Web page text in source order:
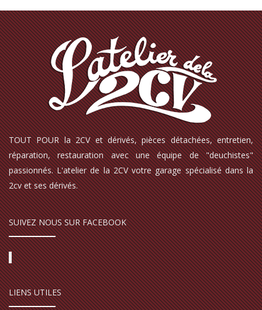
TOUT POUR la 2CV et dérivés, pièces détachées, entretien,
réparation, restauration avec une équipe de "deuchistes"
passionnés. L'atelier de la 2CV votre garage spécialisé dans la
2cv et ses dérivés.
SUIVEZ NOUS SUR FACEBOOK
LIENS UTILES